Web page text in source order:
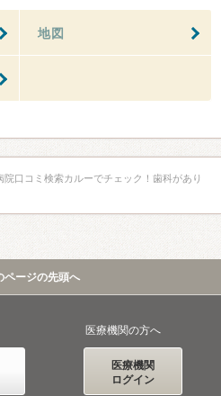
地図
口コミ検索カルーでチェック！歯科があり
ページの先頭へ
医療機関の方へ
医療機関
ログイン